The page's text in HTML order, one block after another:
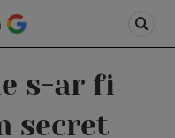
s-ar fi
secret